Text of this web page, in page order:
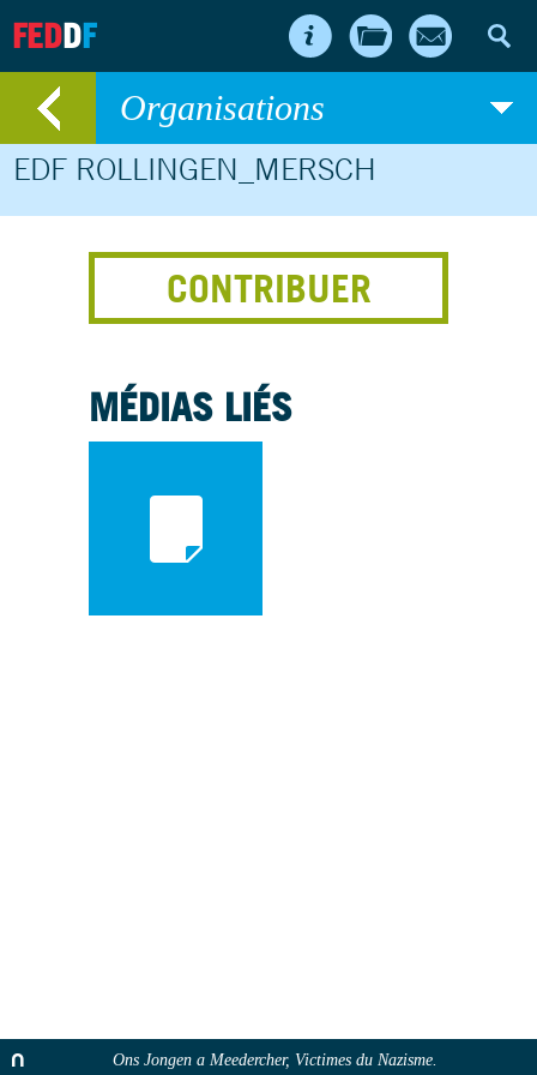
FEDDF
Organisations
EDF ROLLINGEN_MERSCH
CONTRIBUER
MÉDIAS LIÉS
Ons Jongen a Meedercher, Victimes du Nazisme.